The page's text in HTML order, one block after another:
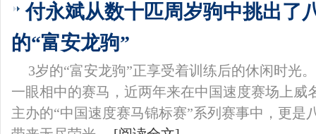
付永斌从数十匹周岁驹中挑出了
的“富安龙驹”
3岁的“富安龙驹”正享受着训练后的休闲时光
一眼相中的赛马，近两年来在中国速度赛场上威
主办的“中国速度赛马锦标赛”系列赛事中，更是